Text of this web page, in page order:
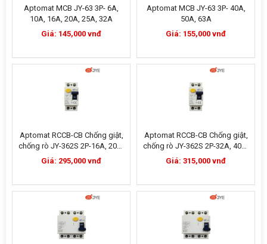
Aptomat MCB JY-63 3P- 6A,
10A, 16A, 20A, 25A, 32A
Giá: 145,000 vnđ
Aptomat MCB JY-63 3P- 40A,
50A, 63A
Giá: 155,000 vnđ
Aptomat RCCB-CB Chống giật,
chống rò JY-362S 2P-16A, 20A,
25A
Giá: 295,000 vnđ
Aptomat RCCB-CB Chống giật,
chống rò JY-362S 2P-32A, 40A,
50A, 63A
Giá: 315,000 vnđ